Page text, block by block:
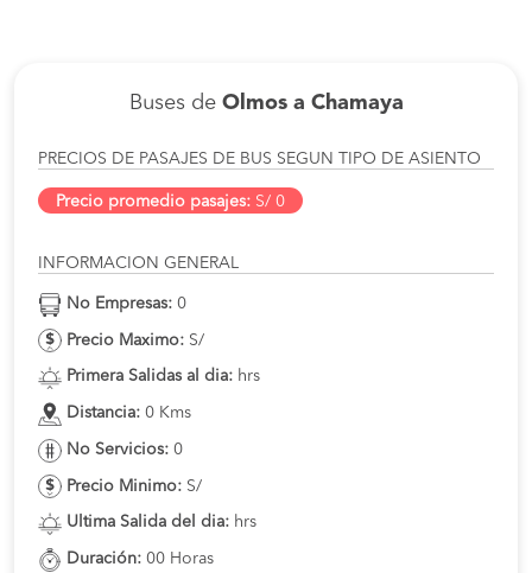
Buses de Olmos a Chamaya
PRECIOS DE PASAJES DE BUS SEGUN TIPO DE ASIENTO
Precio promedio pasajes: S/ 0
INFORMACION GENERAL
No Empresas: 0
Precio Maximo: S/
Primera Salidas al dia: hrs
Distancia: 0 Kms
No Servicios: 0
Precio Minimo: S/
Ultima Salida del dia: hrs
Duración: 00 Horas